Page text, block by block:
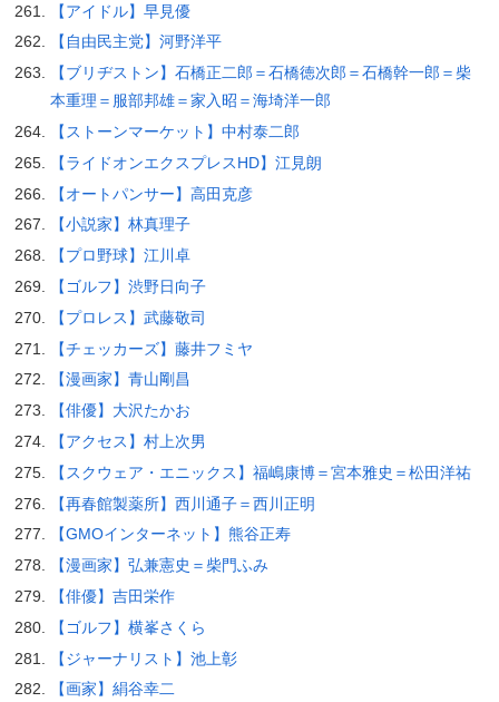
【アイドル】早見優
【自由民主党】河野洋平
【ブリヂストン】石橋正二郎＝石橋徳次郎＝石橋幹一郎＝柴
本重理＝服部邦雄＝家入昭＝海埼洋一郎
【ストーンマーケット】中村泰二郎
【ライドオンエクスプレスHD】江見朗
【オートパンサー】高田克彦
【小説家】林真理子
【プロ野球】江川卓
【ゴルフ】渋野日向子
【プロレス】武藤敬司
【チェッカーズ】藤井フミヤ
【漫画家】青山剛昌
【俳優】大沢たかお
【アクセス】村上次男
【スクウェア・エニックス】福嶋康博＝宮本雅史＝松田洋祐
【再春館製薬所】西川通子＝西川正明
【GMOインターネット】熊谷正寿
【漫画家】弘兼憲史＝柴門ふみ
【俳優】吉田栄作
【ゴルフ】横峯さくら
【ジャーナリスト】池上彰
【画家】絹谷幸二